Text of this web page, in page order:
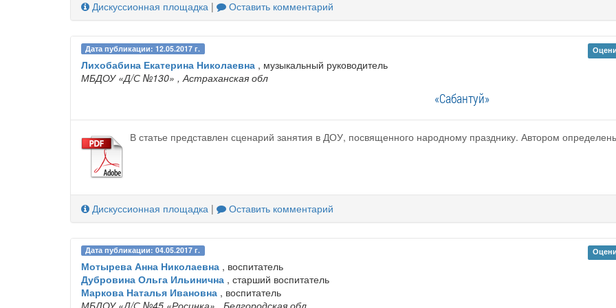
Дискуссионная площадка | Оставить комментарий
Дата публикации: 12.05.2017 г.
Лихобабина Екатерина Николаевна , музыкальный руководитель
МБДОУ «Д/С №130» , Астраханская обл
«Сабантуй»
В статье представлен сценарий занятия в ДОУ, посвященного народному празднику. Автором
Дискуссионная площадка | Оставить комментарий
Дата публикации: 04.05.2017 г.
Мотырева Анна Николаевна , воспитатель
Дубровина Ольга Ильинична , старший воспитатель
Маркова Наталья Ивановна , воспитатель
МБДОУ «Д/С №45 «Росинка»
, Белгородская обл